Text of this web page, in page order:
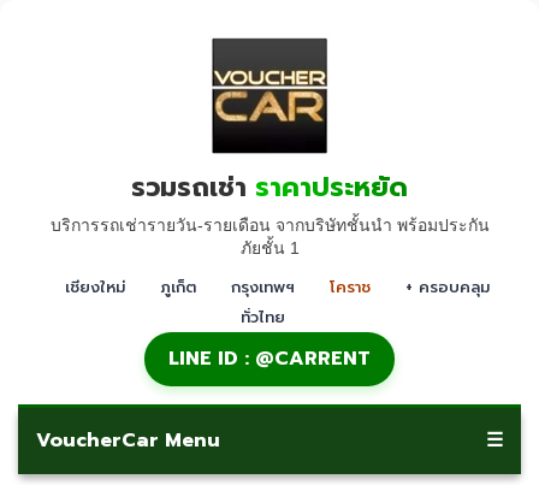
รวมรถเช่า ราคาประหยัด
บริการรถเช่ารายวัน-รายเดือน จากบริษัทชั้นนำ พร้อมประกัน
ภัยชั้น 1
เชียงใหม่ ภูเก็ต กรุงเทพฯ โคราช
+ ครอบคลุม
ทั่วไทย
LINE ID : @CARRENT
VoucherCar Menu ☰